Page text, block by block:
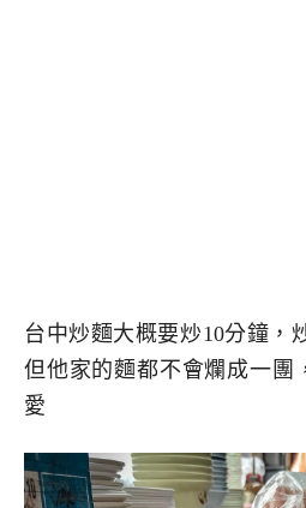
台中炒麵大概要炒10分鐘，
但他家的麵都不會爛成一團
愛